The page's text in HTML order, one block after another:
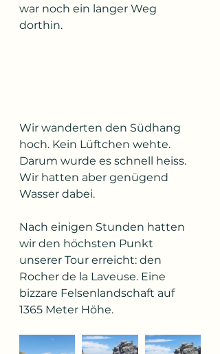
war noch ein langer Weg
dorthin.
Wir wanderten den Südhang
hoch. Kein Lüftchen wehte.
Darum wurde es schnell heiss.
Wir hatten aber genügend
Wasser dabei.
Nach einigen Stunden hatten
wir den höchsten Punkt
unserer Tour erreicht: den
Rocher de la Laveuse. Eine
bizzare Felsenlandschaft auf
1365 Meter Höhe.